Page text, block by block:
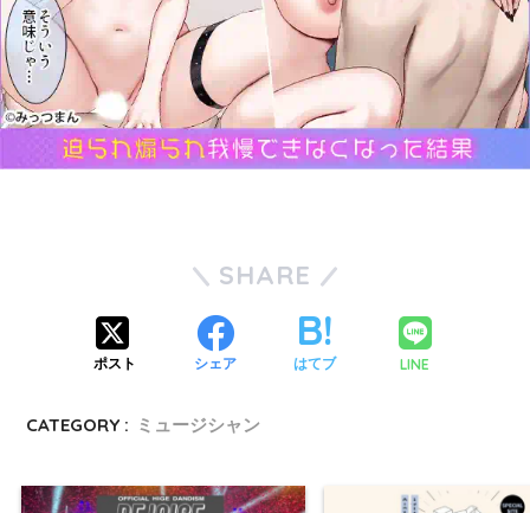
SHARE
ポスト シェア はてブ LINE
CATEGORY : ミュージシャン